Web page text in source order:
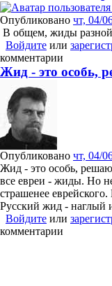
Опубликовано чт, 04/
В общем, жиды
Войдите или
комментарии
Жид - это особь,
Опубликовано чт, 04/
Жид - это особь,
все евреи - жиды. Но
страшенее
Русский жид - наглый
Войдите или
комментарии